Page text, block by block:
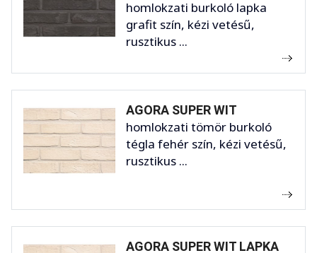
homlokzati burkoló lapka
grafit szín, kézi vetésű,
rusztikus ...
AGORA SUPER WIT
homlokzati tömör burkoló
tégla fehér szín, kézi vetésű,
rusztikus ...
AGORA SUPER WIT LAPKA